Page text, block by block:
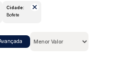
Cidade:
Bofete